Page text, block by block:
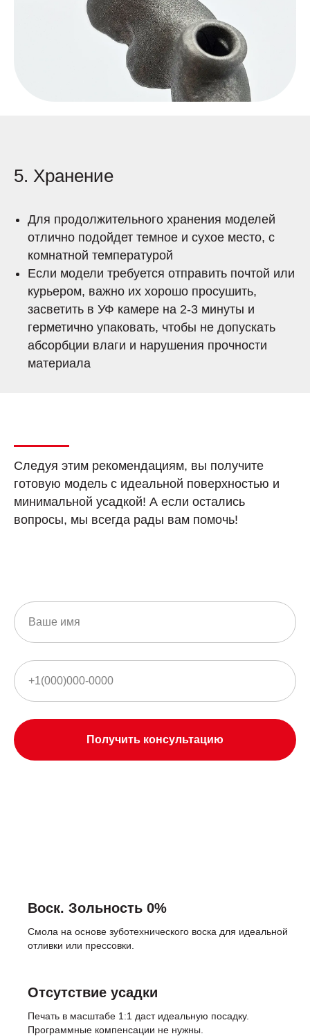
5. Хранение
Для продолжительного хранения моделей
отлично подойдет темное и сухое место, с
комнатной температурой
Если модели требуется отправить почтой или
курьером, важно их хорошо просушить,
засветить в УФ камере на 2-3 минуты и
герметично упаковать, чтобы не допускать
абсорбции влаги и нарушения прочности
материала
Следуя этим рекомендациям, вы получите
готовую модель с идеальной поверхностью и
минимальной усадкой! А если остались
вопросы, мы всегда рады вам помочь!
Получить консультацию
Воск. Зольность 0%
Смола на основе зуботехнического воска для идеальной
отливки или прессовки.
Отсутствие усадки
Печать в масштабе 1:1 даст идеальную посадку.
Программные компенсации не нужны.